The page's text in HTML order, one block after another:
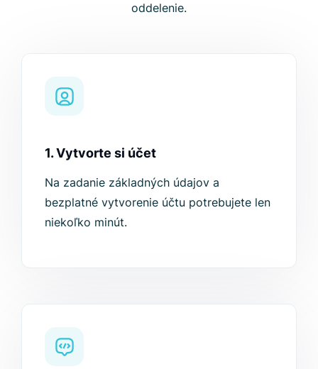
oddelenie.
1. Vytvorte si účet
Na zadanie základných údajov a
bezplatné vytvorenie účtu potrebujete len
niekoľko minút.